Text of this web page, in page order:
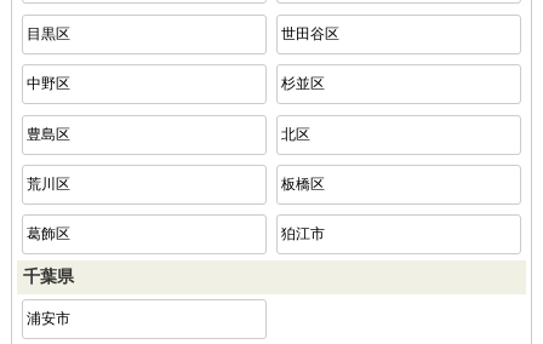
目黒区 世田谷区
中野区 杉並区
豊島区 北区
荒川区 板橋区
葛飾区 狛江市
千葉県
浦安市